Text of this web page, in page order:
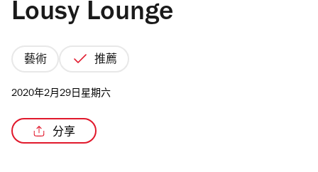
Lousy Lounge
藝術 推薦
2020年2月29日星期六
分享